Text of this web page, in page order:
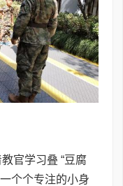
官学习叠 “豆腐
个个专注的小身